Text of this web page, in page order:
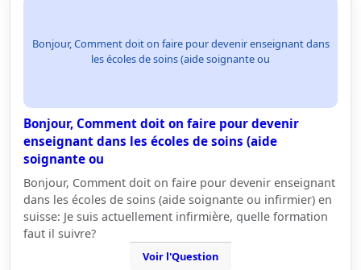
Bonjour, Comment doit on faire pour devenir enseignant dans
les écoles de soins (aide soignante ou
Bonjour, Comment doit on faire pour devenir
enseignant dans les écoles de soins (aide
soignante ou
Bonjour, Comment doit on faire pour devenir enseignant
dans les écoles de soins (aide soignante ou infirmier) en
suisse: Je suis actuellement infirmière, quelle formation
faut il suivre?
Voir l'Question